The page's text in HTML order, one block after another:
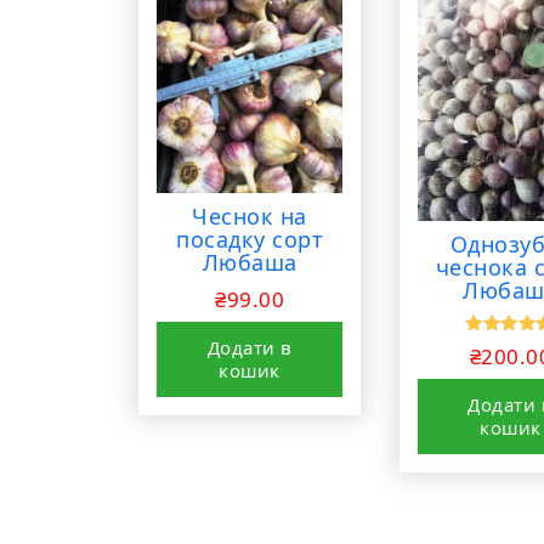
Чеснок на
посадку сорт
Любаша
₴99.00
Додати в
кошик
чеснока
Оцінено
5.00
з 5
₴
Додати
кошик